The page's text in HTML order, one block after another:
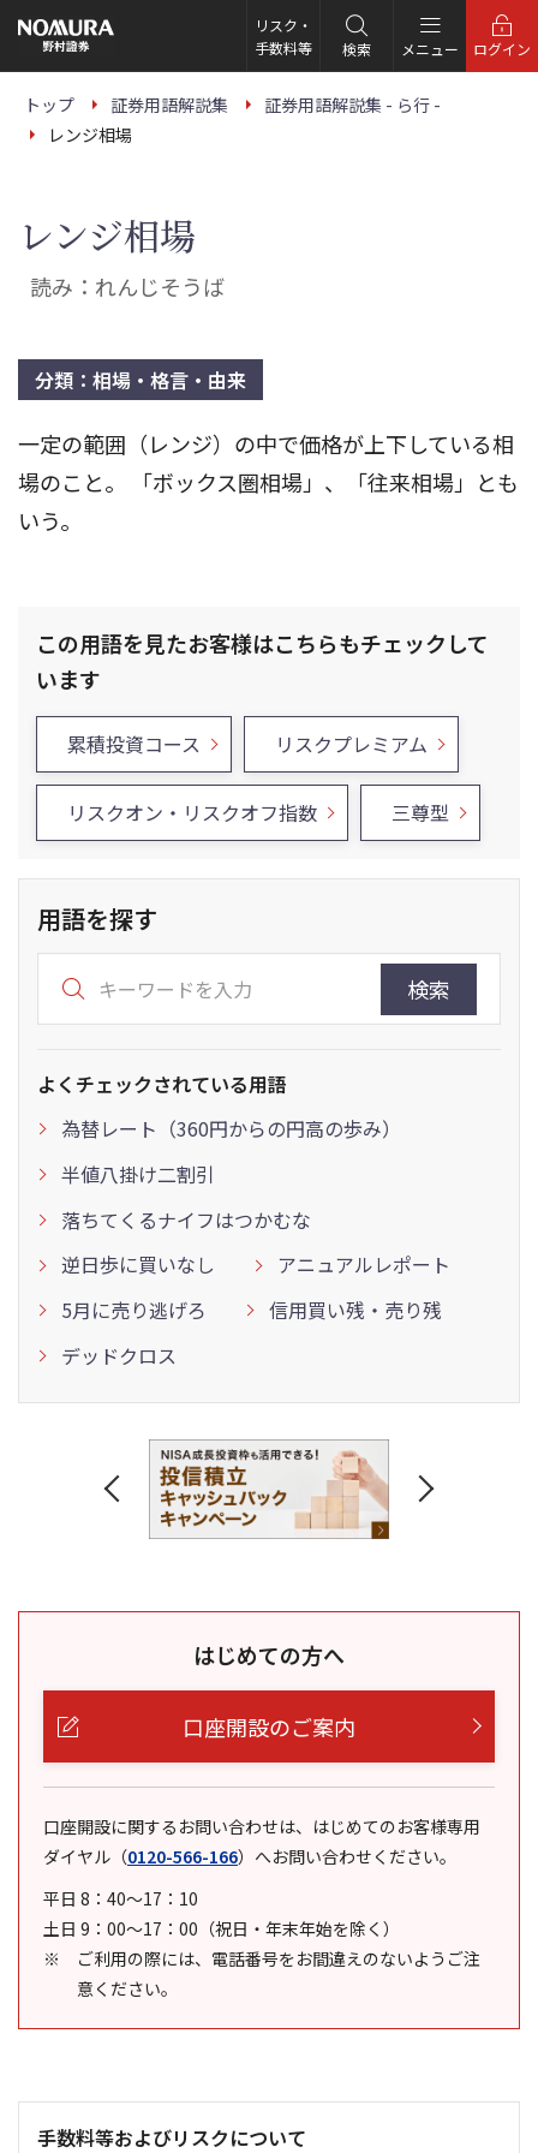
の
ー
リスク・
手数料等
検索 メニュー ログイン
トップ 証券用語解説集
証券用語解説集 - ら行 -
レンジ相場
レンジ相場
読み：れんじそうば
分類：相場・格言・由来
一定の範囲（レンジ）の中で価格が上下している相
場のこと。 「ボックス圏相場」、「往来相場」とも
いう。
この用語を見たお客様はこちらもチェックして
います
累積投資コース リスクプレミアム
リスクオン・リスクオフ指数 三尊型
用語を探す
検索
よくチェックされている用語
為替レート（360円からの円高の歩み）
半値八掛け二割引
落ちてくるナイフはつかむな
逆日歩に買いなし
アニュアルレポート
5月に売り逃げろ
信用買い残・売り残
デッドクロス
はじめての方へ
口座開設のご案内
口座開設に関するお問い合わせは、はじめてのお客様専用
ダイヤル （0120-566-166） へお問い合わせください。
平日 8：40～17：10
土日 9：00～17：00（祝日・年末年始を除く）
ご利用の際には、電話番号をお間違えのないようご注
意ください。
手数料等およびリスクについて